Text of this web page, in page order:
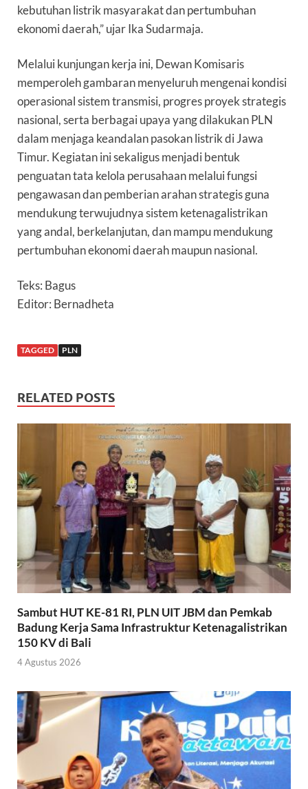
kebutuhan listrik masyarakat dan pertumbuhan
ekonomi daerah,” ujar Ika Sudarmaja.
Melalui kunjungan kerja ini, Dewan Komisaris
memperoleh gambaran menyeluruh mengenai kondisi
operasional sistem transmisi, progres proyek strategis
nasional, serta berbagai upaya yang dilakukan PLN
dalam menjaga keandalan pasokan listrik di Jawa
Timur. Kegiatan ini sekaligus menjadi bentuk
penguatan tata kelola perusahaan melalui fungsi
pengawasan dan pemberian arahan strategis guna
mendukung terwujudnya sistem ketenagalistrikan
yang andal, berkelanjutan, dan mampu mendukung
pertumbuhan ekonomi daerah maupun nasional.
Teks: Bagus
Editor: Bernadheta
TAGGED PLN
RELATED POSTS
Sambut HUT KE-81 RI, PLN UIT JBM dan Pemkab
Badung Kerja Sama Infrastruktur Ketenagalistrikan
150 KV di Bali
4 Agustus 2026